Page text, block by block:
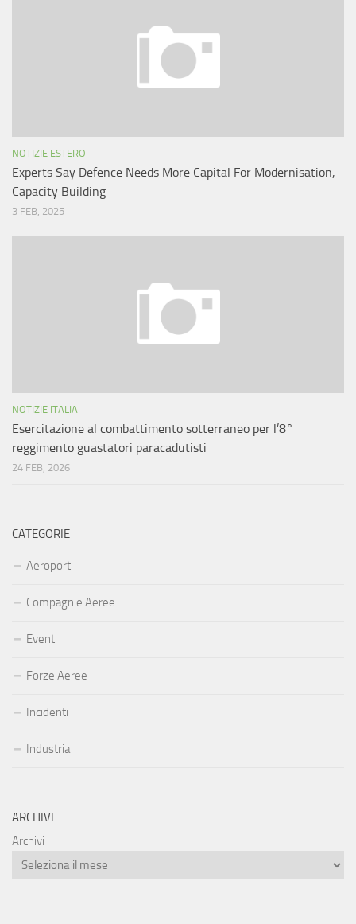
NOTIZIE ESTERO
Experts Say Defence Needs More Capital For Modernisation,
Capacity Building
3 FEB, 2025
NOTIZIE ITALIA
Esercitazione al combattimento sotterraneo per l’8°
reggimento guastatori paracadutisti
24 FEB, 2026
CATEGORIE
Aeroporti
Compagnie Aeree
Eventi
Forze Aeree
Incidenti
Industria
ARCHIVI
Archivi